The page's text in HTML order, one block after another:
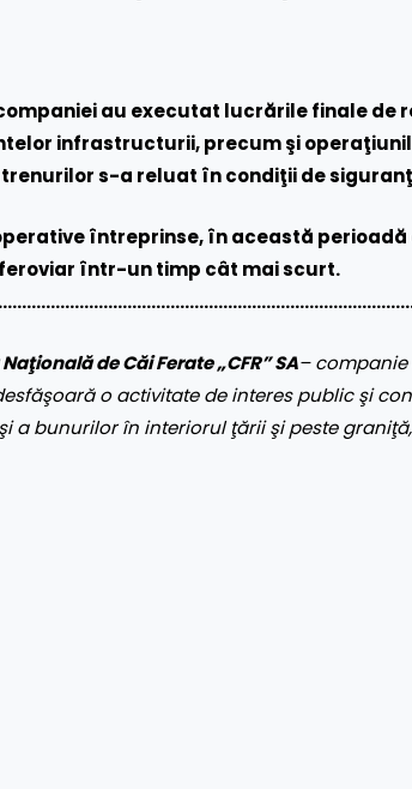
au executat lucrările finale de
infrastructurii, precum şi
s-a reluat în condiţii de
întreprinse, în această perioadă
într-un timp cât mai scurt.
de Căi Ferate „CFR” SA–
o activitate de interes public şi
a bunurilor în interiorul ţării şi peste